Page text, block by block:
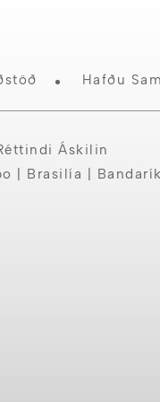
Hafðu
Áskilin
| Brasilía |